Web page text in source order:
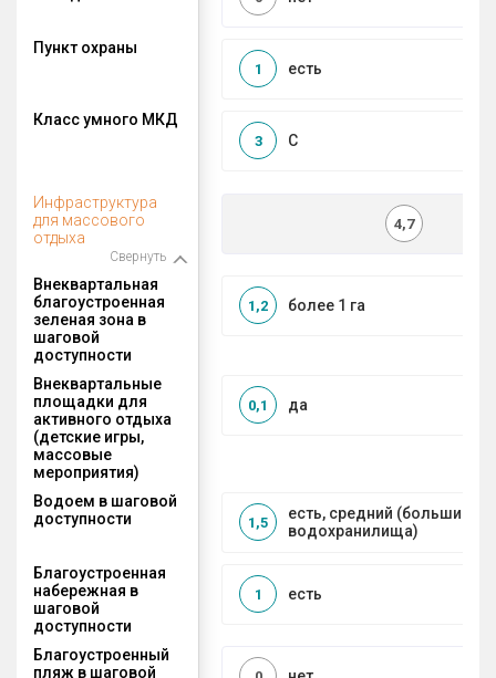
Пункт охраны
есть
1
Класс умного МКД
C
3
Инфраструктура
для массового
отдыха
Свернуть
4,7
Внеквартальная
благоустроенная
зеленая зона в
шаговой
доступности
более 1 га
1,2
Внеквартальные
площадки для
активного отдыха
(детские игры,
массовые
мероприятия)
да
0,1
Водоем в шаговой
доступности
есть, средний (большие
водохранилища)
1,5
Благоустроенная
набережная в
шаговой
доступности
есть
1
Благоустроенный
пляж в шаговой